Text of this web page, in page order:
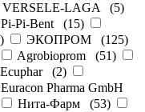
VERSELE-LAGA (5)
Pi-Pi-Bent (15)
) ЭКОПРОМ (125)
Agrobioprom (51)
Ecuphar(2)
Euracon Pharma GmbH
Нита-Фарм (53)